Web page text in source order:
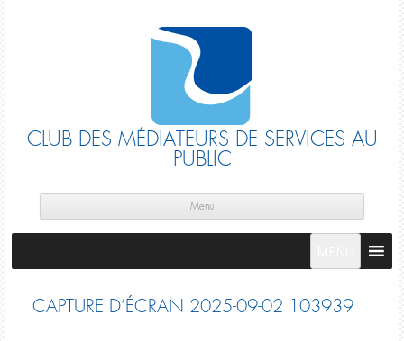
CLUB DES MÉDIATEURS DE SERVICES AU
PUBLIC
Menu
CAPTURE D’ÉCRAN 2025-09-02 103939